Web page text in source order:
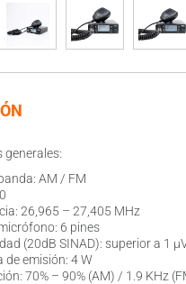
generales:
AM / FM
26,965 – 27,405 MHz
6 pines
(20dB SINAD): superior a 1
de emisión: 4 W
70% – 90% (AM) / 1.9 KHz